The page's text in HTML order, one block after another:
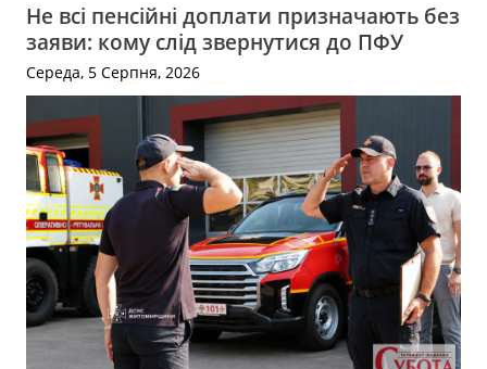
Не всі пенсійні доплати призначають без
заяви: кому слід звернутися до ПФУ
Середа, 5 Серпня, 2026